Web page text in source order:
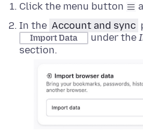
Click the menu button
In the Account and sync
Import Data under the
section.